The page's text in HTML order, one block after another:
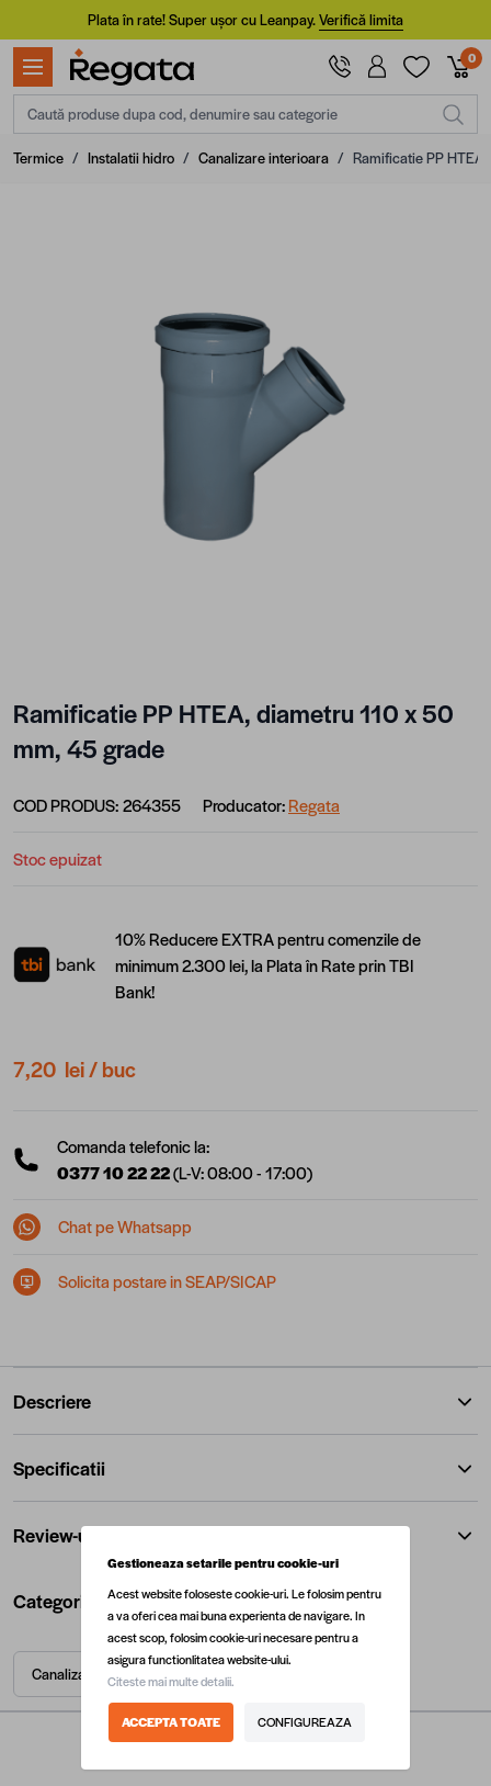
Mergi la ConținutPlata în rate! Super ușor cu Leanpay.Verifică limita
0
Caută produse dupa cod, denumire sau categorie
Termice / Instalatii hidro / Canalizare interioara / Ramificatie PP
Ramificatie PP HTEA, diametru 110 x 50
mm, 45 grade
COD PRODUS:264355 Producator:Regata
Stoc epuizat
10% Reducere EXTRA pentru comenzile de
minimum 2.300 lei, la Plata în Rate prin TBI
Bank!
7,20 lei/ buc
Comanda telefonic la:
0377 10 22 22(L-V: 08:00 - 17:00)
Chat pe Whatsapp
Solicita postare in SEAP/SICAP
Descriere
Specificatii
Review-uri
Categorii utile
Canalizare interioara Instalatii hidro
Gestioneaza setarile pentru cookie-uri
Acest website foloseste cookie-uri. Le folosim pentru
a va oferi cea mai buna experienta de navigare. In
acest scop, folosim cookie-uri necesare pentru a
asigura functionlitatea website-ului.
Citeste mai multe detalii.
ACCEPTA TOATE CONFIGUREAZA